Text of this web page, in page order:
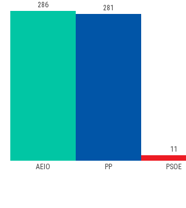
AEIO PP PSOE
286 281
11